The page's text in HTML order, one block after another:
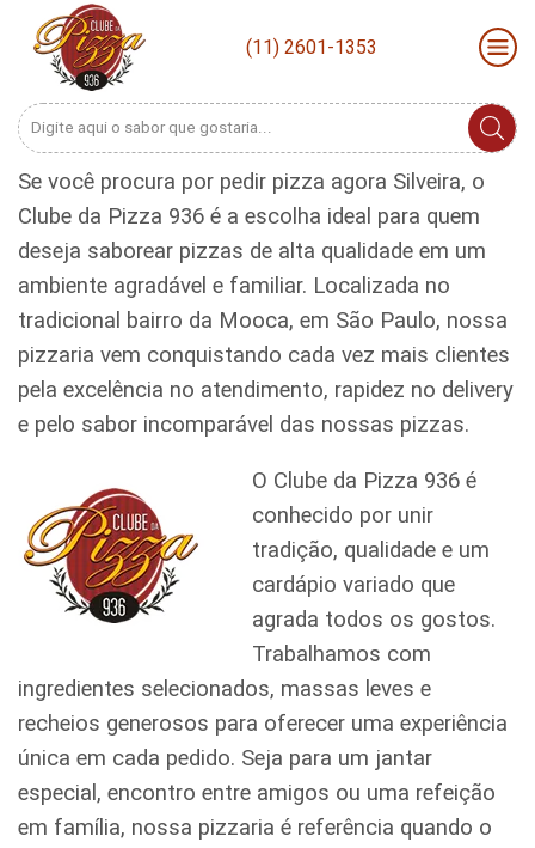
(11) 2601-1353
Search
Se você procura por pedir pizza agora Silveira, o
Clube da Pizza 936 é a escolha ideal para quem
deseja saborear pizzas de alta qualidade em um
ambiente agradável e familiar. Localizada no
tradicional bairro da Mooca, em São Paulo, nossa
pizzaria vem conquistando cada vez mais clientes
pela excelência no atendimento, rapidez no delivery
e pelo sabor incomparável das nossas pizzas.
O Clube da Pizza 936 é
conhecido por unir
tradição, qualidade e um
cardápio variado que
agrada todos os gostos.
Trabalhamos com
ingredientes selecionados, massas leves e
recheios generosos para oferecer uma experiência
única em cada pedido. Seja para um jantar
especial, encontro entre amigos ou uma refeição
em família, nossa pizzaria é referência quando o